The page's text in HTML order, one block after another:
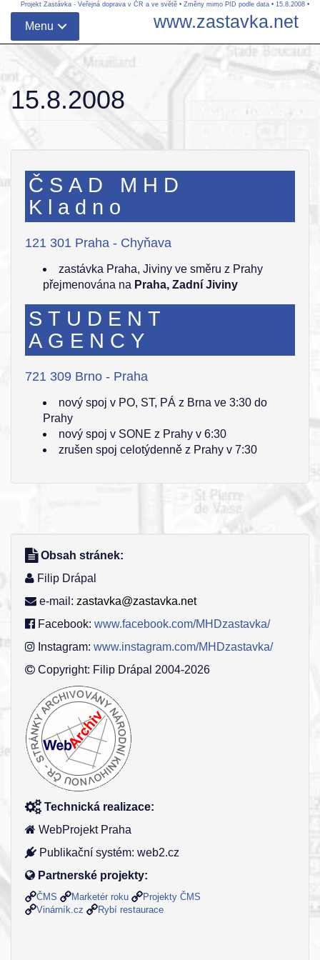
Projekt Zastávka - Veřejná doprava v ČR a ve světě • Změny mimo PID podle data • 15.8.2008 •
Menu www.zastavka.net
15.8.2008
ČSAD MHD
Kladno
121 301 Praha - Chyňava
zastávka Praha, Jiviny ve směru z Prahy
přejmenována na Praha, Zadní Jiviny
STUDENT
AGENCY
721 309 Brno - Praha
nový spoj v PO, ST, PÁ z Brna ve 3:30 do
Prahy
nový spoj v SONE z Prahy v 6:30
zrušen spoj celotýdenně z Prahy v 7:30
Obsah stránek:
Filip Drápal
e-mail: zastavka@zastavka.net
Facebook: www.facebook.com/MHDzastavka/
Instagram: www.instagram.com/MHDzastavka/
Copyright: Filip Drápal 2004-2026
Technická realizace:
WebProjekt Praha
Publikační systém: web2.cz
Partnerské projekty:
ČMS Marketér roku
Projekty ČMS
Vinárník.cz
Rybí restaurace